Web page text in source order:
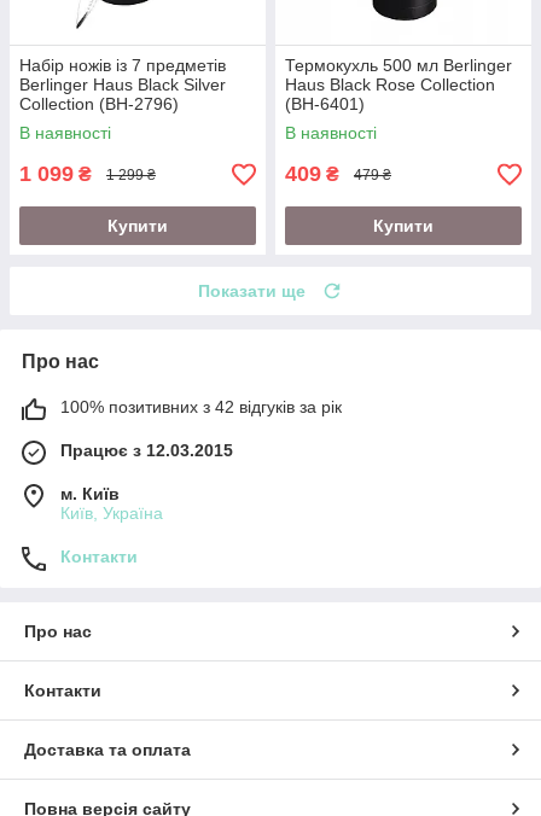
Набір ножів із 7 предметів
Berlinger Haus Black Silver
Collection (BH-2796)
В наявності
1 099 ₴ 1 299 ₴
Купити
Термокухль 500 мл Berlinger
Haus Black Rose Collection
(BH-6401)
В наявності
409 ₴ 479 ₴
Купити
Показати ще
Про нас
100% позитивних з 42 відгуків за рік
Працює з 12.03.2015
м. Київ
Київ, Україна
Контакти
Про нас
Контакти
Доставка та оплата
Повна версія сайту